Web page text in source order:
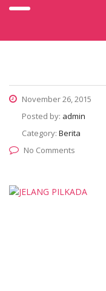
November 26, 2015
Posted by: admin
Category: Berita
No Comments